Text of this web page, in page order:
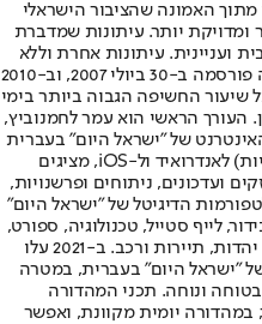
האמונה שהציבור הישראלי
ומדויקת יותר. עיתונות שמדברת
ועניינית. עיתונות אחרת וללא
תשלום. המהדורה המודפסת הראשונה פורסמה ב-30 ביולי 2007, וב-2010
שיעור החשיפה הגבוה ביותר בימי
העורך הראשי הוא עמר לחמנוביץ,
של "ישראל היום" בעברית
ובאנגלית, כמו כן היישומונים (אפליקציות) לאנדרואיד ול-iOS, מציגים
ועדכונים, ניתוחים ופרשנויות,
הדיגיטל של "ישראל היום"
לייף סטייל, טכנולוגיה, ספורט,
כלכלה וצרכנות, בריאות, חיילים, אוכל, יהדות, תיירות ורכב. ב-2021 עלו
"ישראל היום" בעברית, במטרה
ונוחה. תכני המהדורה
יומית מקוונת, ואפשר